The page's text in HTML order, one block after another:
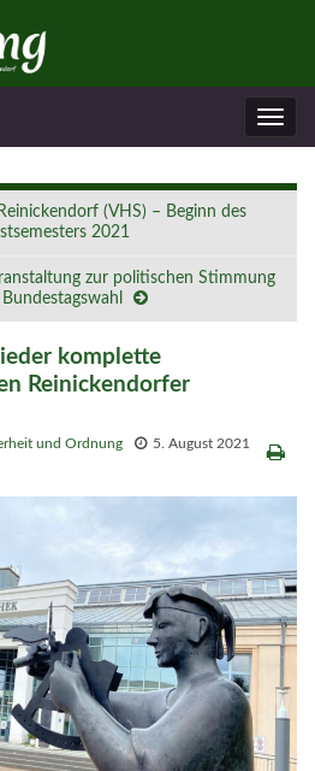
(VHS) – Beginn des
2021
zur politischen Stimmung
komplette
Reinickendorfer
und Ordnung 5. August 2021